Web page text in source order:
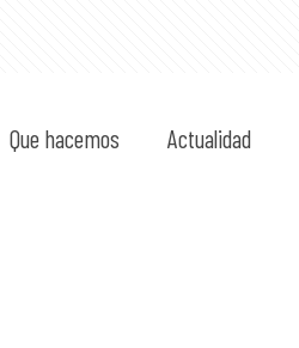
Que hacemos Actualidad